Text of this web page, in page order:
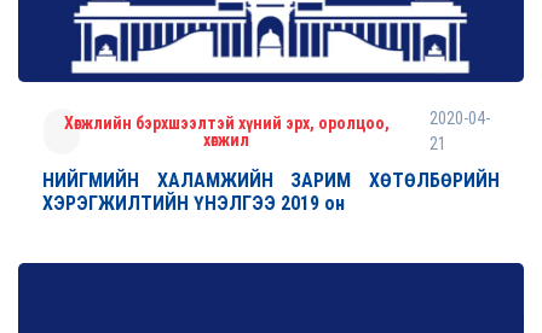
Хөгжлийн бэрхшээлтэй хүний эрх, оролцоо,
хөгжил
2020-04-
21
НИЙГМИЙН ХАЛАМЖИЙН ЗАРИМ ХӨТӨЛБӨРИЙН
ХЭРЭГЖИЛТИЙН ҮНЭЛГЭЭ 2019 он